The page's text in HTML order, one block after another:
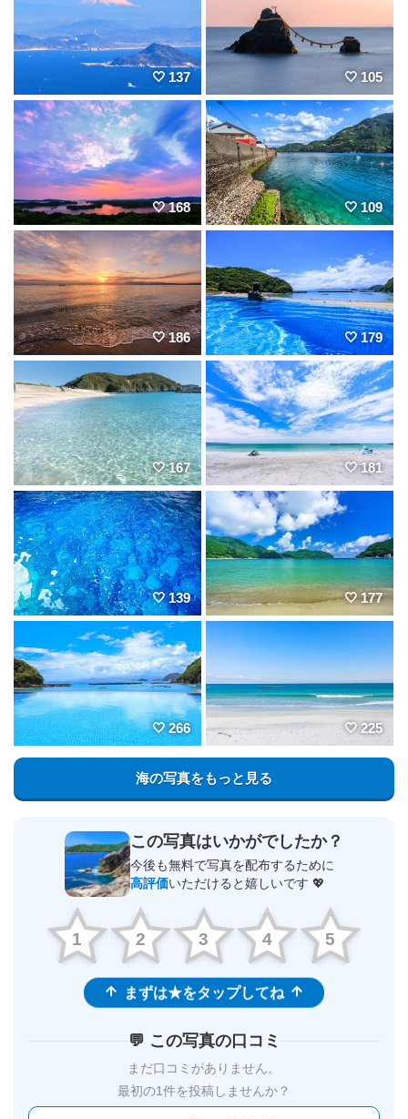
137 105
168 109
186 179
167 181
139 177
266 225
海の写真をもっと見る
この写真はいかがでしたか？
今後も無料で写真を配布するために
高評価いただけると嬉しいです 💖
1 2 3 4 5
まずは★をタップしてね
💬 この写真の口コミ
まだ口コミがありません。
最初の1件を投稿しませんか？